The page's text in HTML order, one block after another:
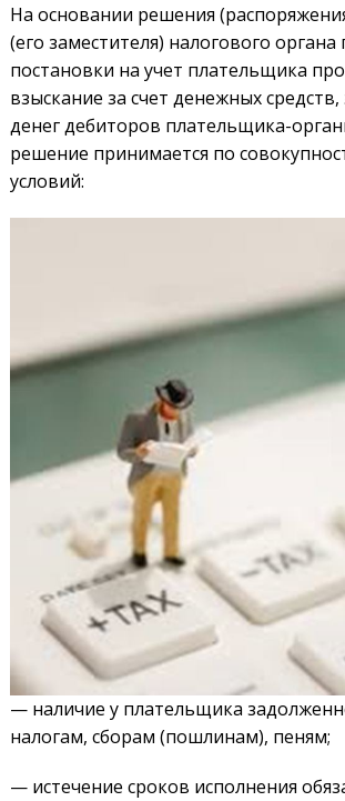
На основании решения
(его заместителя) налогового органа
постановки на учет плательщика
взыскание за счет денежных
денег дебиторов плательщика-
решение принимается по
условий:
— наличие у плательщика
налогам, сборам (пошлинам), пеням;
— истечение сроков исполнения